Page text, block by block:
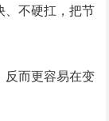
、不硬扛，把节
反而更容易在变